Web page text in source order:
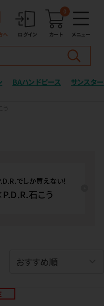
へ ログイン カート
0
メニュー
BAハンドピース サンスター
でしか買えない!
石こう